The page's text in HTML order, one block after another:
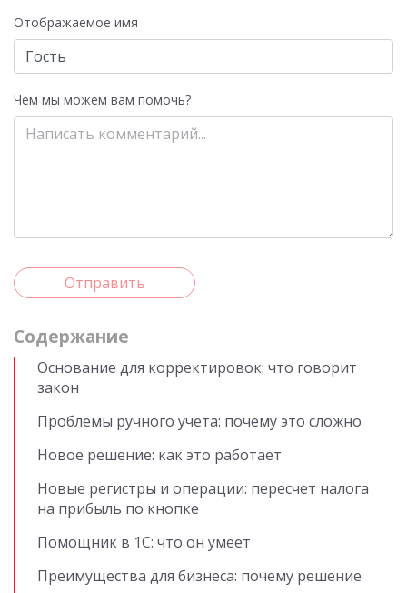
Отображаемое имя
Чем мы можем вам помочь?
Отправить
Cодержание
Основание для корректировок: что говорит
закон
Проблемы ручного учета: почему это сложно
Новое решение: как это работает
Новые регистры и операции: пересчет налога
на прибыль по кнопке
Помощник в 1С: что он умеет
Преимущества для бизнеса: почему решение